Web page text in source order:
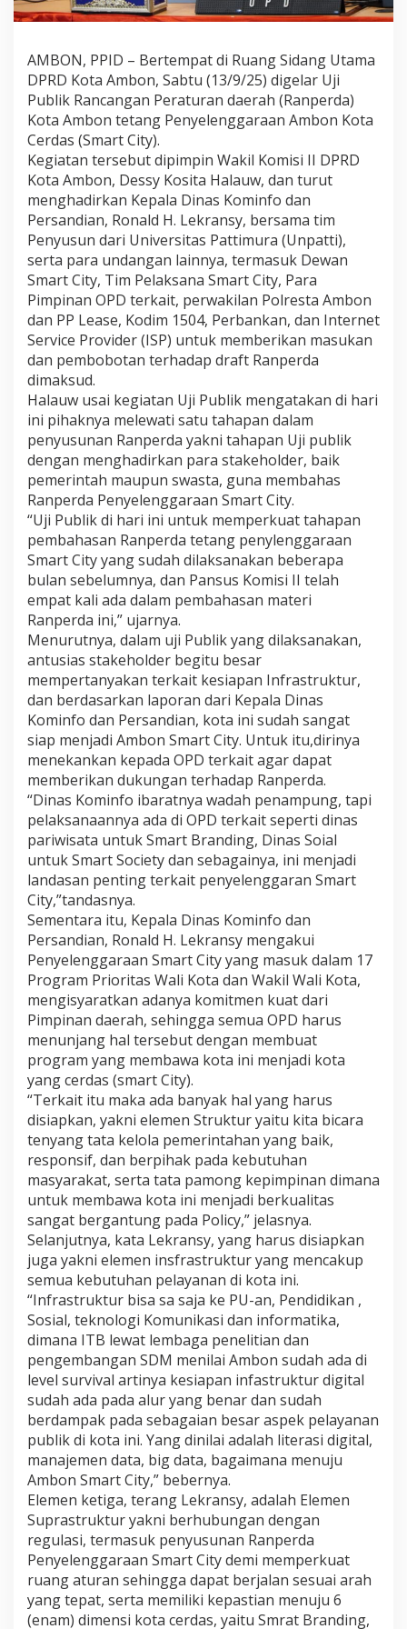
i
P
b
l
k
R
a
n
p
e
r
d
a
S
m
a
r
t
C
i
t
AMBON, PPID – Bertempat di Ruang Sidang Utama
DPRD Kota Ambon, Sabtu (13/9/25) digelar Uji
Publik Rancangan Peraturan daerah (Ranperda)
Kota Ambon tetang Penyelenggaraan Ambon Kota
Cerdas (Smart City).
Kegiatan tersebut dipimpin Wakil Komisi II DPRD
Kota Ambon, Dessy Kosita Halauw, dan turut
menghadirkan Kepala Dinas Kominfo dan
Persandian, Ronald H. Lekransy, bersama tim
Penyusun dari Universitas Pattimura (Unpatti),
serta para undangan lainnya, termasuk Dewan
Smart City, Tim Pelaksana Smart City, Para
Pimpinan OPD terkait, perwakilan Polresta Ambon
dan PP Lease, Kodim 1504, Perbankan, dan Internet
Service Provider (ISP) untuk memberikan masukan
dan pembobotan terhadap draft Ranperda
dimaksud.
Halauw usai kegiatan Uji Publik mengatakan di hari
ini pihaknya melewati satu tahapan dalam
penyusunan Ranperda yakni tahapan Uji publik
dengan menghadirkan para stakeholder, baik
pemerintah maupun swasta, guna membahas
Ranperda Penyelenggaraan Smart City.
“Uji Publik di hari ini untuk memperkuat tahapan
pembahasan Ranperda tetang penylenggaraan
Smart City yang sudah dilaksanakan beberapa
bulan sebelumnya, dan Pansus Komisi II telah
empat kali ada dalam pembahasan materi
Ranperda ini,” ujarnya.
Menurutnya, dalam uji Publik yang dilaksanakan,
antusias stakeholder begitu besar
mempertanyakan terkait kesiapan Infrastruktur,
dan berdasarkan laporan dari Kepala Dinas
Kominfo dan Persandian, kota ini sudah sangat
siap menjadi Ambon Smart City. Untuk itu,dirinya
menekankan kepada OPD terkait agar dapat
memberikan dukungan terhadap Ranperda.
“Dinas Kominfo ibaratnya wadah penampung, tapi
pelaksanaannya ada di OPD terkait seperti dinas
pariwisata untuk Smart Branding, Dinas Soial
untuk Smart Society dan sebagainya, ini menjadi
landasan penting terkait penyelenggaran Smart
City,”tandasnya.
Sementara itu, Kepala Dinas Kominfo dan
Persandian, Ronald H. Lekransy mengakui
Penyelenggaraan Smart City yang masuk dalam 17
Program Prioritas Wali Kota dan Wakil Wali Kota,
mengisyaratkan adanya komitmen kuat dari
Pimpinan daerah, sehingga semua OPD harus
menunjang hal tersebut dengan membuat
program yang membawa kota ini menjadi kota
yang cerdas (smart City).
“Terkait itu maka ada banyak hal yang harus
disiapkan, yakni elemen Struktur yaitu kita bicara
tenyang tata kelola pemerintahan yang baik,
responsif, dan berpihak pada kebutuhan
masyarakat, serta tata pamong kepimpinan dimana
untuk membawa kota ini menjadi berkualitas
sangat bergantung pada Policy,” jelasnya.
Selanjutnya, kata Lekransy, yang harus disiapkan
juga yakni elemen insfrastruktur yang mencakup
semua kebutuhan pelayanan di kota ini.
“Infrastruktur bisa sa saja ke PU-an, Pendidikan ,
Sosial, teknologi Komunikasi dan informatika,
dimana ITB lewat lembaga penelitian dan
pengembangan SDM menilai Ambon sudah ada di
level survival artinya kesiapan infastruktur digital
sudah ada pada alur yang benar dan sudah
berdampak pada sebagaian besar aspek pelayanan
publik di kota ini. Yang dinilai adalah literasi digital,
manajemen data, big data, bagaimana menuju
Ambon Smart City,” bebernya.
Elemen ketiga, terang Lekransy, adalah Elemen
Suprastruktur yakni berhubungan dengan
regulasi, termasuk penyusunan Ranperda
Penyelenggaraan Smart City demi memperkuat
ruang aturan sehingga dapat berjalan sesuai arah
yang tepat, serta memiliki kepastian menuju 6
(enam) dimensi kota cerdas, yaitu Smrat Branding,